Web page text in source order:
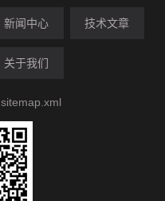
新闻中心 技术文章
关于我们
sitemap.xml